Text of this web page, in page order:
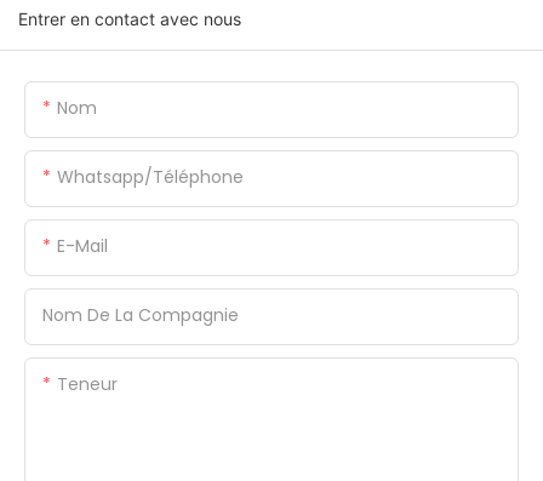
Entrer en contact avec nous
Nom
Whatsapp/Téléphone
E-Mail
Nom De La Compagnie
Teneur